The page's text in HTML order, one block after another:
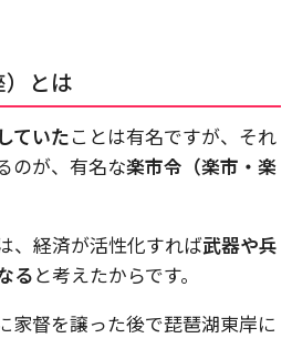
とは
ていたことは有名ですが、それ
のが、有名な楽市令（楽市・楽
、経済が活性化すれば武器や兵
ると考えたからです。
家督を譲った後で琵琶湖東岸に